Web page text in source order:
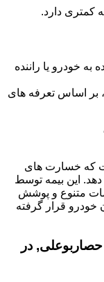
کمتری دارد.
خودرو یا راننده
بر اساس تعرفه های
که خسارت های
این بیمه توسط
متنوع و پوشش
خودرو قرار گرفته
در